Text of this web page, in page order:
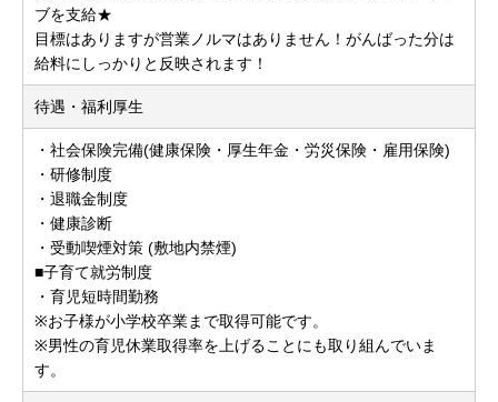
ブを支給★
目標はありますが営業ノルマはありません！がんばった分は
給料にしっかりと反映されます！
待遇・福利厚生
・社会保険完備(健康保険・厚生年金・労災保険・雇用保険)
・研修制度
・退職金制度
・健康診断
・受動喫煙対策 (敷地内禁煙)
■子育て就労制度
・育児短時間勤務
※お子様が小学校卒業まで取得可能です。
※男性の育児休業取得率を上げることにも取り組んでいま
す。